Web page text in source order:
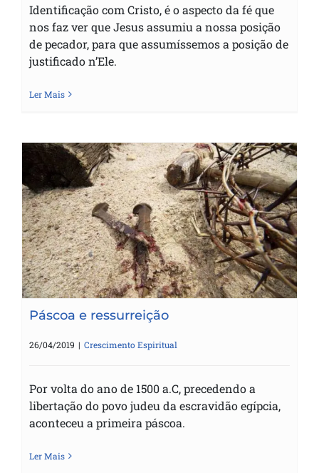
Identificação com Cristo, é o aspecto da fé que
nos faz ver que Jesus assumiu a nossa posição
de pecador, para que assumíssemos a posição de
justificado n’Ele.
Ler Mais
Páscoa e ressurreição
Páscoa e ressurreição
26/04/2019 | Crescimento Espiritual
Por volta do ano de 1500 a.C, precedendo a
libertação do povo judeu da escravidão egípcia,
aconteceu a primeira páscoa.
Ler Mais